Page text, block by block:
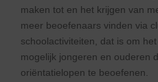
maken tot en het krijgen van
meer beoefenaars vinden via
schoolactiviteiten, dat is om
mogelijk jongeren en ouderen
oriëntatielopen te beoefenen.